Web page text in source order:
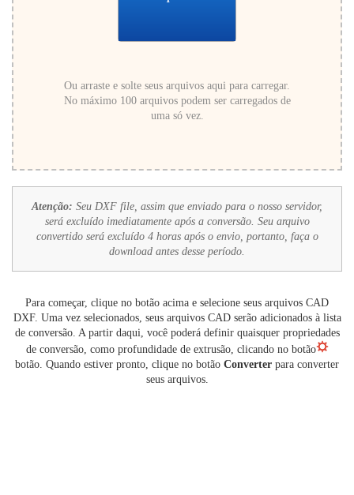
Ou arraste e solte seus arquivos aqui para carregar.
No máximo 100 arquivos podem ser carregados de
uma só vez.
Atenção: Seu DXF file, assim que enviado para o nosso servidor,
será excluído imediatamente após a conversão. Seu arquivo
convertido será excluído 4 horas após o envio, portanto, faça o
download antes desse período.
Para começar, clique no botão acima e selecione seus arquivos CAD
DXF. Uma vez selecionados, seus arquivos CAD serão adicionados à lista
de conversão. A partir daqui, você poderá definir quaisquer propriedades
de conversão, como profundidade de extrusão, clicando no botão
botão. Quando estiver pronto, clique no botão Converter para converter
seus arquivos.